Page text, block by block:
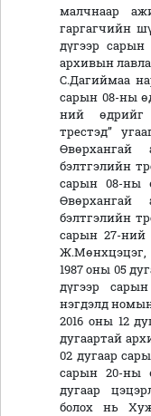
малчнаар
гаргагчийн
дүгээр
архивын
С.Дагиймаа
сарын 08-ны
ний өдрийг
трестэд”
Өвөрхангай
бэлтгэлийн
сарын 08-ны
Өвөрхангай
бэлтгэлийн
сарын 27-ний
1987 оны 05
дүгээр
нэгдэлд
2016 оны 12
дугаартай
02 дугаар
сарын 20-ны
дугаар
болох нь